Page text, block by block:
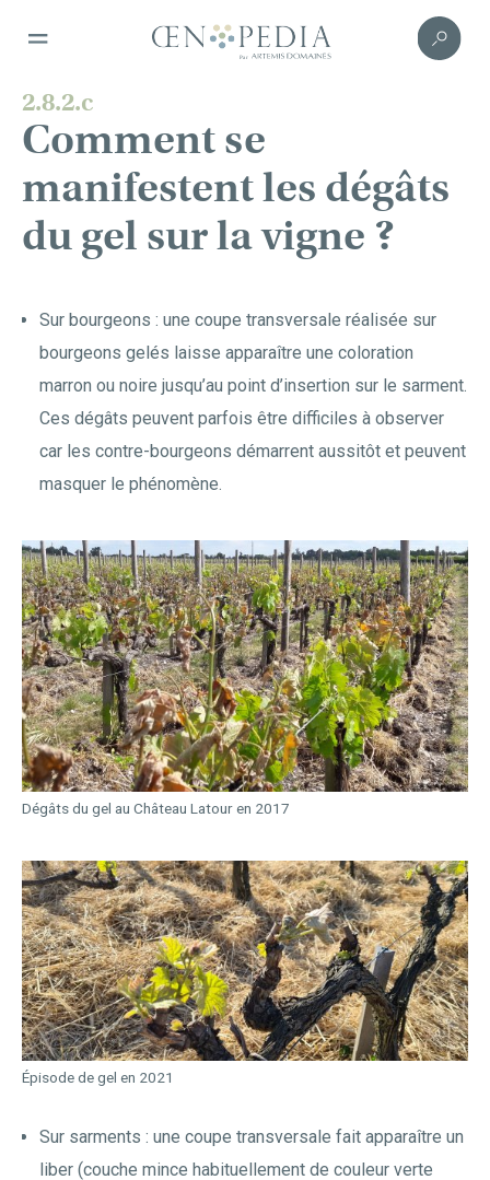
2.8.2.c
Comment se
manifestent les dégâts
du gel sur la vigne ?
Sur bourgeons : une coupe transversale réalisée sur
bourgeons gelés laisse apparaître une coloration
marron ou noire jusqu’au point d’insertion sur le sarment.
Ces dégâts peuvent parfois être difficiles à observer
car les contre-bourgeons démarrent aussitôt et peuvent
masquer le phénomène.
Dégâts du gel au Château Latour en 2017
Sur sarments : une coupe transversale fait apparaître un
liber (couche mince habituellement de couleur verte
Épisode de gel en 2021